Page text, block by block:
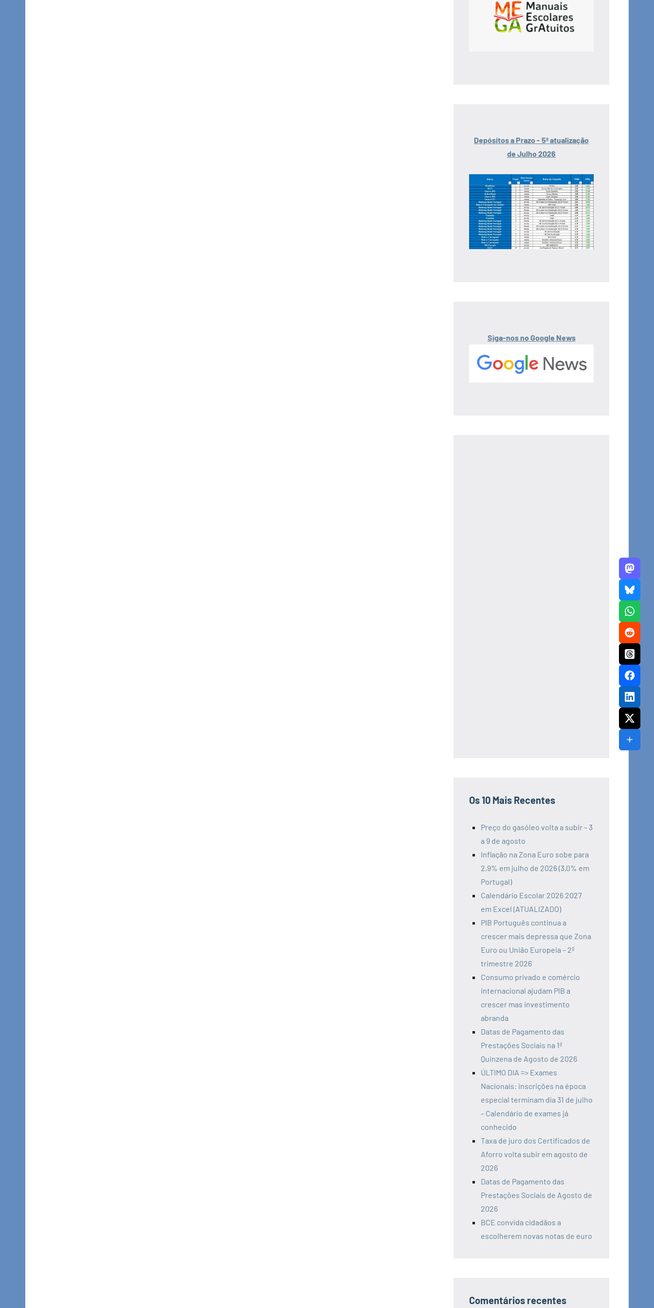
Depósitos a Prazo - 5ª atualização
de Julho 2026
Siga-nos no Google News
Os 10 Mais Recentes
Preço do gasóleo volta a subir – 3
a 9 de agosto
Inflação na Zona Euro sobe para
2,9% em julho de 2026 (3,0% em
Portugal)
Calendário Escolar 2026 2027
em Excel (ATUALIZADO)
PIB Português continua a
crescer mais depressa que Zona
Euro ou União Europeia – 2º
trimestre 2026
Consumo privado e comércio
internacional ajudam PIB a
crescer mas investimento
abranda
Datas de Pagamento das
Prestações Sociais na 1ª
Quinzena de Agosto de 2026
ÚLTIMO DIA => Exames
Nacionais: inscrições na época
especial terminam dia 31 de julho
– Calendário de exames já
conhecido
Taxa de juro dos Certificados de
Aforro volta subir em agosto de
2026
Datas de Pagamento das
Prestações Sociais de Agosto de
2026
BCE convida cidadãos a
escolherem novas notas de euro
Comentários recentes